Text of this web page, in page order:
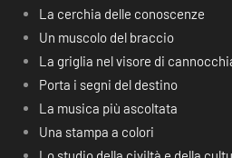
La cerchia delle conoscenze
Un muscolo del braccio
La griglia nel visore di
Porta i segni del destino
La musica più ascoltata
Una stampa a colori